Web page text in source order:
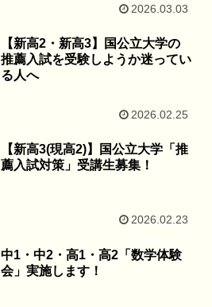
2026.03.03
【新高2・新高3】国公立大学の
推薦入試を受験しようか迷ってい
る人へ
2026.02.25
【新高3(現高2)】国公立大学「推
薦入試対策」受講生募集！
2026.02.23
中1・中2・高1・高2「数学体験
会」実施します！